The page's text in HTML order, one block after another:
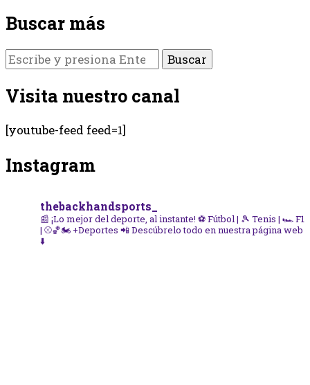
Buscar más
¿Buscas
algo?
Visita nuestro canal
[youtube-feed feed=1]
Instagram
thebackhandsports_
📰 ¡Lo mejor del deporte, al instante! ⚽ Fútbol | 🎾 Tenis | 🏎️ F1
| ⚾🏀🏍️ +Deportes 📲 Descúbrelo todo en nuestra página web
⬇️